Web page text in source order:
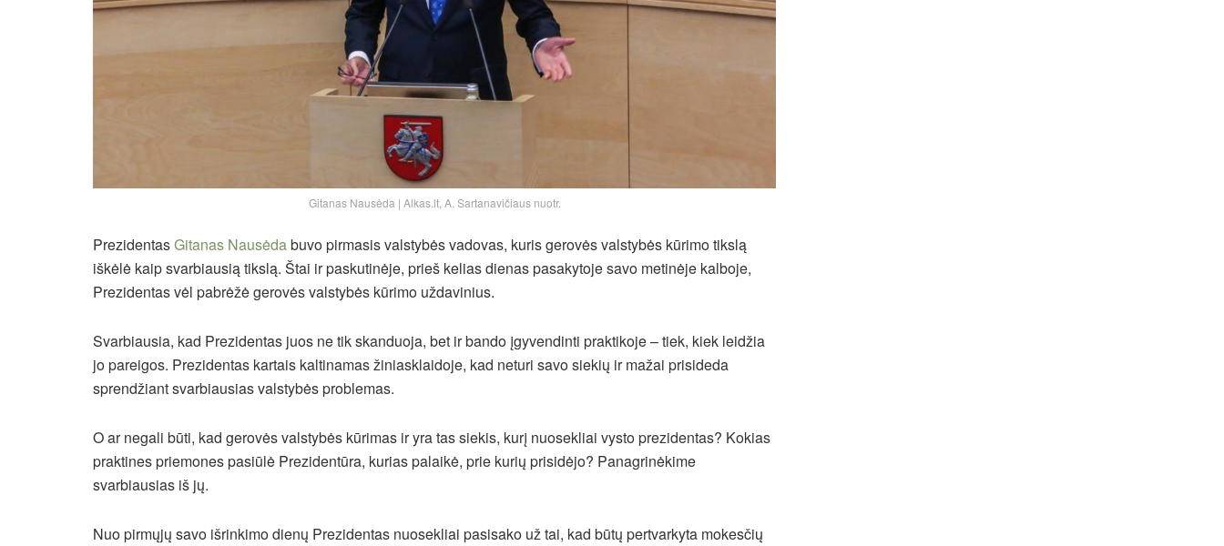
Gitanas Nausėda | Alkas.lt, A. Sartanavičiaus nuotr.
PrezidentasGitanas Nausėdabuvo pirmasis valstybės vadovas, kuris gerovės valstybės kūrimo tikslą
iškėlė kaip svarbiausią tikslą. Štai ir paskutinėje, prieš kelias dienas pasakytoje savo metinėje kalboje,
Prezidentas vėl pabrėžė gerovės valstybės kūrimo uždavinius.
Svarbiausia, kad Prezidentas juos ne tik skanduoja, bet ir bando įgyvendinti praktikoje – tiek, kiek leidžia
jo pareigos. Prezidentas kartais kaltinamas žiniasklaidoje, kad neturi savo siekių ir mažai prisideda
sprendžiant svarbiausias valstybės problemas.
O ar negali būti, kad gerovės valstybės kūrimas ir yra tas siekis, kurį nuosekliai vysto prezidentas? Kokias
praktines priemones pasiūlė Prezidentūra, kurias palaikė, prie kurių prisidėjo? Panagrinėkime
svarbiausias iš jų.
Nuo pirmųjų savo išrinkimo dienų Prezidentas nuosekliai pasisako už tai, kad būtų pertvarkyta mokesčių